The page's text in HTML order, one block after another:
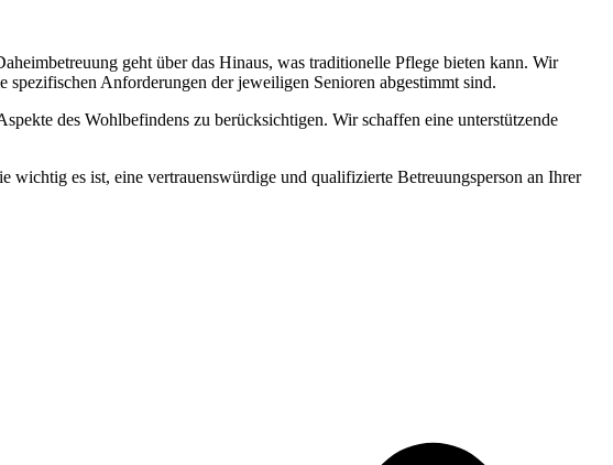
geht über das Hinaus, was traditionelle Pflege bieten kann. Wir
Anforderungen der jeweiligen Senioren abgestimmt sind.
des Wohlbefindens zu berücksichtigen. Wir schaffen eine unterstützende
es ist, eine vertrauenswürdige und qualifizierte Betreuungsperson an Ihrer